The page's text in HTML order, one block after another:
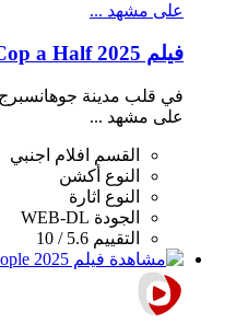
على مشهد ...
فيلم Cop a Half 2025 مترجم HD
في قلب مدينة جوهانسبرج
على مشهد ...
القسم افلام اجنبي
النوع أكشن
النوع اثارة
الجودة WEB-DL
التقييم 5.6 / 10